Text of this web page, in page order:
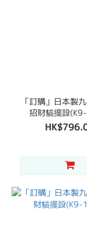
「訂購」日本製
招財貓擺設